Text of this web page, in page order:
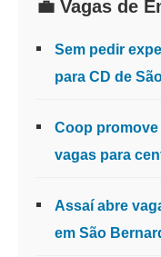
💼 Vagas de
Sem pedir
para CD de
Coop
vagas para
Assaí abre
em São